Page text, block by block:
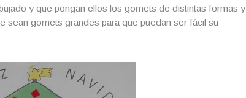
y que pongan ellos los gomets de distintas formas y
gomets grandes para que puedan ser fácil su